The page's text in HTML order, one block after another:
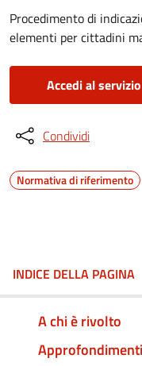
Procedimento di
elementi per cittadini
Accedi al servizio
Condividi
Normativa di riferimento
INDICE DELLA PAGINA
A chi è rivolto
Approfondimenti